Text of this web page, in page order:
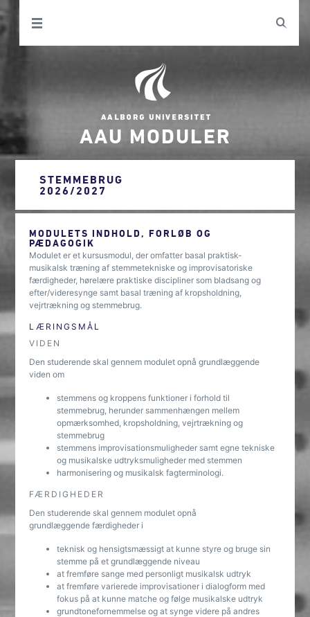
AAU MODULER
STEMMEBRUG
2026/2027
MODULETS INDHOLD, FORLØB OG
PÆDAGOGIK
Modulet er et kursusmodul, der omfatter basal praktisk-
musikalsk træning af stemmetekniske og improvisatoriske
færdigheder, hørelære praktiske discipliner som bladsang og
efter/videresynge samt basal træning af kropsholdning,
vejrtrækning og stemmebrug.
LÆRINGSMÅL
VIDEN
Den studerende skal gennem modulet opnå grundlæggende
viden om
stemmens og kroppens funktioner i forhold til
stemmebrug, herunder sammenhængen mellem
opmærksomhed, kropsholdning, vejrtrækning og
stemmebrug
stemmens improvisationsmuligheder samt egne tekniske
og musikalske udtryksmuligheder med stemmen
harmonisering og musikalsk fagterminologi.
FÆRDIGHEDER
Den studerende skal gennem modulet opnå
grundlæggende færdigheder i
teknisk og hensigtsmæssigt at kunne styre og bruge sin
stemme på et grundlæggende niveau
at fremføre sange med personligt musikalsk udtryk
at fremføre varierede improvisationer i dialogform med
fokus på at kunne matche og følge musikalske udtryk
grundtonefornemmelse og at synge videre på andres